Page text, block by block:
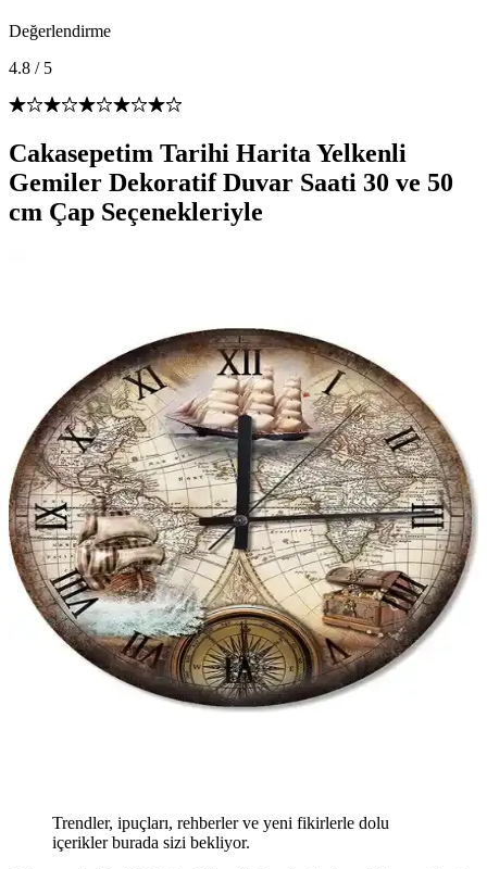
Değerlendirme
4.8 / 5
Cakasepetim Tarihi Harita Yelkenli
Gemiler Dekoratif Duvar Saati 30 ve 50
cm Çap Seçenekleriyle
Trendler, ipuçları, rehberler ve yeni fikirlerle dolu
içerikler burada sizi bekliyor.